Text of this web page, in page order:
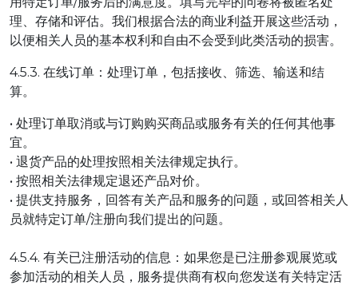
理、存储和评估。我们根据合法的商业利益开展这些活动，
以便相关人员的基本权利和自由不会受到此类活动的损害。
4.5.3. 在线订单：处理订单，包括接收、筛选、输送和结
算。
• 处理订单取消或与订购购买商品或服务有关的任何其他事
宜。
• 退货产品的处理按照相关法律规定执行。
• 按照相关法律规定退还产品对价。
• 提供支持服务，回答有关产品和服务的问题，或回答相关人
员就特定订单/注册向我们提出的问题。
4.5.4. 有关已注册活动的信息：如果您是已注册参观展览或
参加活动的相关人员，服务提供商有权向您发送有关特定活